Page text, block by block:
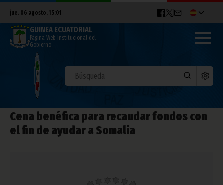
jue. 06 agosto, 15:01
GUINEA ECUATORIAL
Página Web Institucional del
Gobierno
Cena benéfica para recaudar fondos con
el fin de ayudar a Somalia